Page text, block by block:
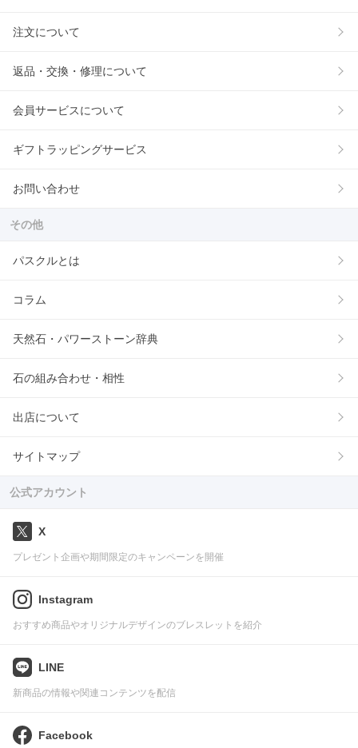
注文について
返品・交換・修理について
会員サービスについて
ギフトラッピングサービス
お問い合わせ
その他
パスクルとは
コラム
天然石・パワーストーン辞典
石の組み合わせ・相性
出店について
サイトマップ
公式アカウント
X
プレゼント企画や期間限定のキャンペーンを開催
Instagram
おすすめ商品やオリジナルデザインのブレスレットを紹介
LINE
新商品の情報や関連コンテンツを配信
Facebook